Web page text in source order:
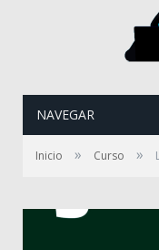
NAVEGAR
Inicio » Curso »